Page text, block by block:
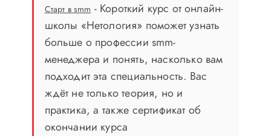
Старт в smm- Короткий курс от онлайн-
школы «Нетология» поможет узнать
больше о профессии smm-
менеджера и понять, насколько вам
подходит эта специальность. Вас
ждёт не только теория, но и
практика, а также сертификат об
окончании курса